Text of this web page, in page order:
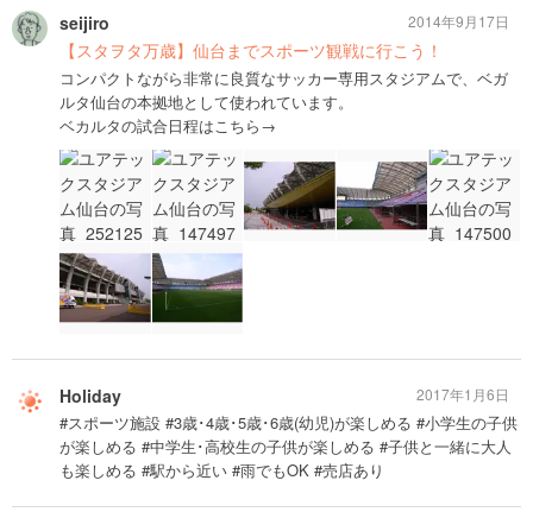
seijiro
【スタヲタ万歳】仙台までスポーツ観戦に行こう！
コンパクトながら非常に良質なサッカー専用スタジアムで、ベガ
ルタ仙台の本拠地として使われています。
ベカルタの試合日程はこちら→
2014年9月17日
Holiday
#スポーツ施設 #3歳･4歳･5歳･6歳(幼児)が楽しめる #小学生の子供
が楽しめる #中学生･高校生の子供が楽しめる #子供と一緒に大人
も楽しめる #駅から近い #雨でもOK #売店あり
2017年1月6日